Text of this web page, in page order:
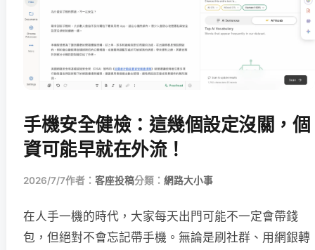
手機安全健檢：這幾個設定沒關，個
資可能早就在外流！
2026/7/7作者： 客座投稿分類： 網路大小事
在人手一機的時代，大家每天出門可能不一定會帶錢
包，但絕對不會忘記帶手機。無論是刷社群、用網銀轉